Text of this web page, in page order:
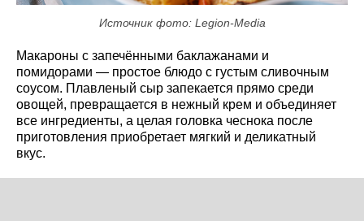
Источник фото: Legion-Media
Макароны с запечёнными баклажанами и
помидорами — простое блюдо с густым сливочным
соусом. Плавленый сыр запекается прямо среди
овощей, превращается в нежный крем и объединяет
все ингредиенты, а целая головка чеснока после
приготовления приобретает мягкий и деликатный
вкус.